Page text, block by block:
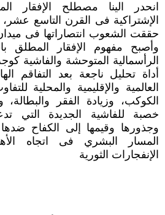
انحدر الينا مصطلح الإفقار
الإشتراكية فى القرن التاسع
حققت الشعوب انتصاراتها فى ميدان
وأصبح مفهوم الإفقار المطلق
الرأسمالية المتوحشة والفاشية
أداة تحليل ناجعة بعد التفاقم
العالمية والإقليمية والمحلية
الكوكب، وزيادة الفقر
خصبة للفاشية الجديدة التي
وجذورها وقيمها إلى الكفاح
المسار البشري فى اتجاه
الإنفجارات الثورية